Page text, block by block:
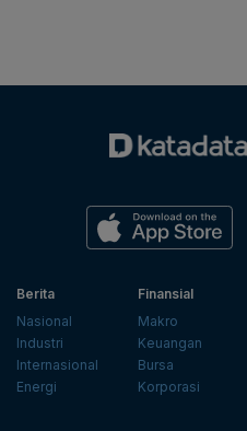
Berita
Nasional
Industri
Internasional
Energi
Finansial
Makro
Keuangan
Bursa
Korporasi